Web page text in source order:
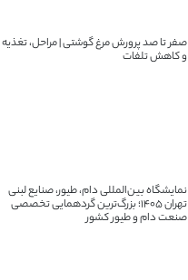
صفر تا صد پرورش مرغ گوشتی | مراحل، تغذیه
و کاهش تلفات
نمایشگاه بین‌المللی دام، طیور، صنایع لبنی
تهران ۱۴۰۵؛ بزرگ‌ترین گردهمایی تخصصی
صنعت دام و طیور کشور